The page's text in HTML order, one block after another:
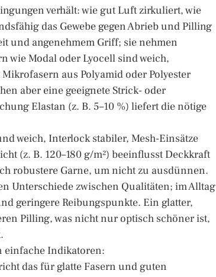
verhält: wie gut Luft zirkuliert, wie
das Gewebe gegen Abrieb und Pilling
und angenehmem Griff; sie nehmen
wie Modal oder Lyocell sind weich,
aus Polyamid oder Polyester
aber eine geeignete Strick- oder
Elastan (z. B. 5–10 %) liefert die nötige
weich, Interlock stabiler, Mesh-Einsätze
(z. B. 120–180 g/m²) beeinflusst Deckkraft
robustere Garne, um nicht zu ausdünnen.
Unterschiede zwischen Qualitäten; im Alltag
geringere Reibungspunkte. Ein glatter,
Pilling, was nicht nur optisch schöner ist,
einfache Indikatoren:
das für glatte Fasern und guten